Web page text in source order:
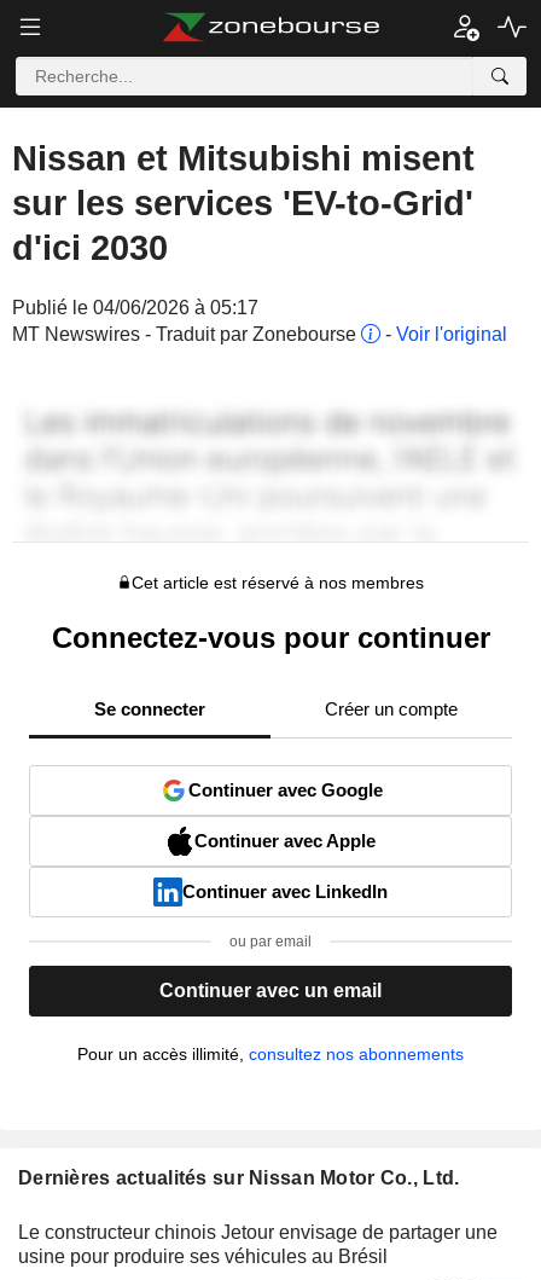
Nissan et Mitsubishi misent
sur les services 'EV-to-Grid'
d'ici 2030
Publié le 04/06/2026 à 05:17
MT Newswires - Traduit par Zonebourse
- Voir l'original
Cet article est réservé à nos membres
Connectez-vous pour continuer
Se connecter Créer un compte
Continuer avec Google
Continuer avec Apple
Continuer avec LinkedIn
ou par email
Continuer avec un email
Pour un accès illimité, consultez nos abonnements
Dernières actualités sur Nissan Motor Co., Ltd.
Le constructeur chinois Jetour envisage de partager une
usine pour produire ses véhicules au Brésil